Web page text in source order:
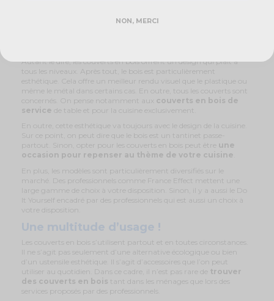
que ce matériau est particulièrement robuste. Il suffit d’une bonne
Autant le dire, les couverts en bois offrent un design qui plaît à
tous les niveaux. Après tout, le bois est particulièrement
esthétique. Cela offre un meilleur rendu visuel que le plastique ou
même le métal dans certains cas. En outre, tous les couverts sont
concernés. On pense notamment aux couverts en bois de
service de table et pour la cuisine exclusivement.
En outre, cette esthétique va toujours avec le design de la cuisine.
Sur ce point, on peut dire que le bois est un tantinet passe-
partout. Sinon, opter pour les couverts en bois peut être une
occasion pour repenser au thème de votre cuisine
En plus, les modèles sont particulièrement diversifiés sur le
marché. Des professionnels comme France Effect mettent une
large gamme de choix à votre disposition. Sinon, il y a aussi le Do
It Yourself encadré par des professionnels qui est aussi un choix à
votre disposition.
Une multitude d’usage !
Les couverts en bois s’utilisent partout et en toutes circonstances.
Il ne s’agit pas seulement d’une alternative écologique ou bien
d’un ustensile esthétique. Il s’agit d’accessoires que l’on peut
utiliser au quotidien. Dans ce cadre, il n’est pas rare de trouver
des couverts en bois tant dans les ménages que lors des
services proposés par des professionnels.
NON, MERCI